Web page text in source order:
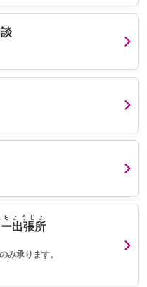
出張所
ょうじょ
み承ります。